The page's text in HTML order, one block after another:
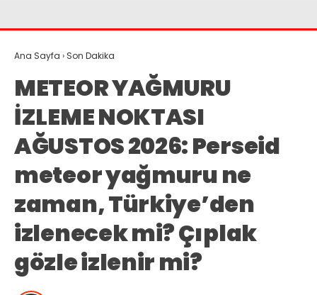
Ana Sayfa › Son Dakika
METEOR YAĞMURU
İZLEME NOKTASI
AĞUSTOS 2026: Perseid
meteor yağmuru ne
zaman, Türkiye’den
izlenecek mi? Çıplak
gözle izlenir mi?